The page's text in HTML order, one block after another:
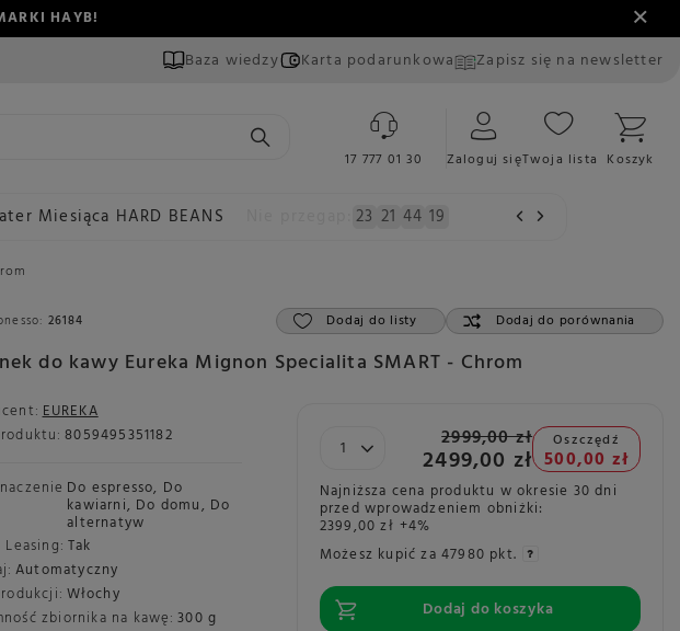
HAYB!
Baza wiedzy Karta podarunkowa Zapisz się na newsletter
17 777 01 30 Zaloguj sięTwoja lista Koszyk
Miesiąca HARD BEANS 23 21 44 18
do kawy Eureka Mignon Specialita SMART - Chrom
26184 Dodaj do listy Dodaj do porównania
EUREKA
8059495351182
Do espresso, Do
kawiarni, Do domu, Do
alternatyw
Leasing: Tak
Automatyczny
Włochy
zbiornika na kawę: 300 g
2999,00 zł
2499,00 zł
Oszczędź
500,00 zł
Najniższa cena produktu w okresie 30 dni
przed wprowadzeniem obniżki:
2399,00 zł +4%
Możesz kupić za 47980 pkt.
Dodaj do koszyka